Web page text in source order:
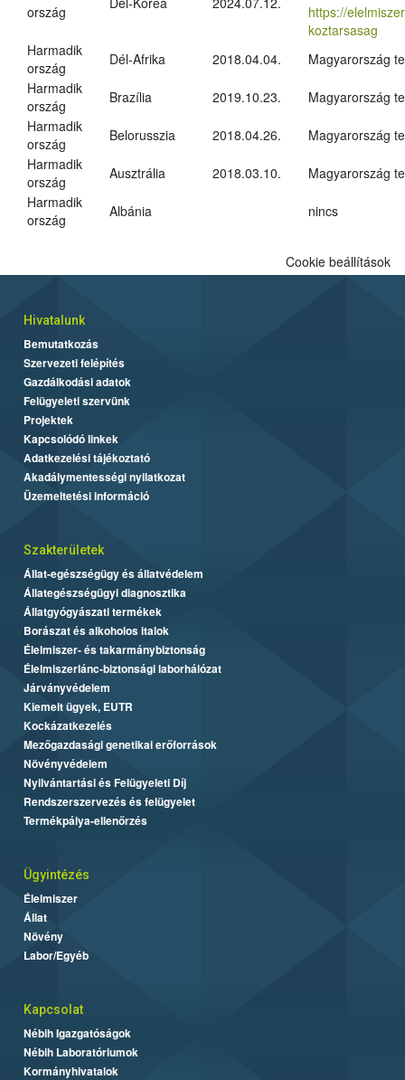
ország
https://
koztarsasag
Harmadik
ország
Dél-Afrika 2018.04.04.
Magyarország
Harmadik
ország
Brazília 2019.10.23.
Magyarország
Harmadik
ország
Belorusszia 2018.04.26.
Magyarország
Harmadik
ország
Ausztrália 2018.03.10.
Magyarország
Harmadik
ország
Albánia nincs
Cookie beállítások
Hivatalunk
Bemutatkozás
Szervezeti felépítés
Gazdálkodási adatok
Felügyeleti szervünk
Projektek
Kapcsolódó linkek
Adatkezelési tájékoztató
Akadálymentességi nyilatkozat
Üzemeltetési információ
Szakterületek
Állat-egészségügy és állatvédelem
Állategészségügyi diagnosztika
Állatgyógyászati termékek
Borászat és alkoholos italok
Élelmiszer- és takarmánybiztonság
Élelmiszerlánc-biztonsági laborhálózat
Járványvédelem
Kiemelt ügyek, EUTR
Kockázatkezelés
Mezőgazdasági genetikai erőforrások
Növényvédelem
Nyilvántartási és Felügyeleti Díj
Rendszerszervezés és felügyelet
Termékpálya-ellenőrzés
Ügyintézés
Élelmiszer
Állat
Növény
Labor/Egyéb
Kapcsolat
Nébih Igazgatóságok
Nébih Laboratóriumok
Kormányhivatalok